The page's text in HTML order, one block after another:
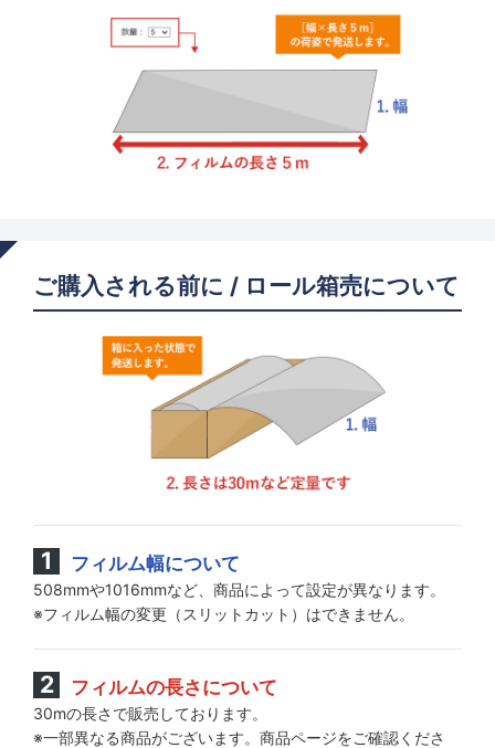
ご購入される前に / ロール箱売について
フィルム幅について
508mmや1016mmなど、商品によって設定が異なります。
※フィルム幅の変更（スリットカット）はできません。
フィルムの長さについて
30mの長さで販売しております。
※一部異なる商品がございます。商品ページをご確認くださ